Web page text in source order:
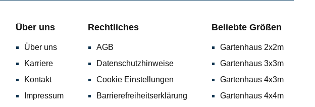
Über uns
Über uns
Karriere
Kontakt
Impressum
Rechtliches
AGB
Datenschutzhinweise
Cookie Einstellungen
Barrierefreiheitserklärung
Beliebte Größen
Gartenhaus 2x2m
Gartenhaus 3x3m
Gartenhaus 4x3m
Gartenhaus 4x4m